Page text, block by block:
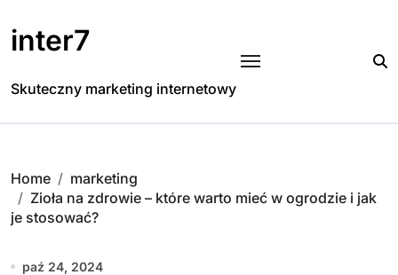
to
content
inter7
Skuteczny marketing internetowy
Home
marketing
Zioła na zdrowie – które warto mieć w ogrodzie i jak
je stosować?
paź 24, 2024